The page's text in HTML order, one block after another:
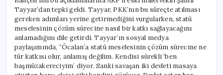
Tayyar’dan tepki geldi. Tayyar, PKK’nın bu süreçte atılması
gereken adımları yerine getirmediğini vurgularken, statü
meselesinin çözüm sürecine nasıl bir katkı sağlayacağını
anlamadığını dile getirdi. Tayyar’ın sosyal medya
paylaşımında, “Öcalan’a statü meselesinin çözüm sürecine ne
tür katkısı olur, anlamış değilim. Kendisi sürekli ‘ben
başmüzakereciyim’ diyor. Sanki savaşan iki devleti masaya